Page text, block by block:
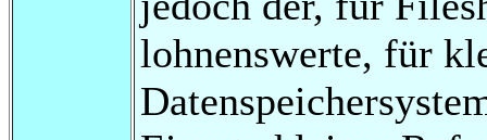
lohnenswerte, für